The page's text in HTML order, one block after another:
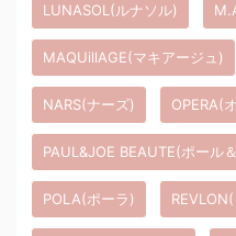
LUNASOL(ルナソル)
MAQUillAGE(マキアージュ)
NARS(ナーズ) OPERA(
PAUL&JOE BEAUTE(ポール
POLA(ポーラ)